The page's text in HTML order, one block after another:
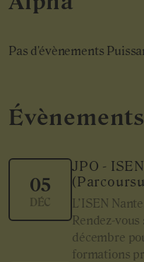
Pas d'évènements
05
DÉC
JPO -
L’ISEN
Rendez-
décembre
formations